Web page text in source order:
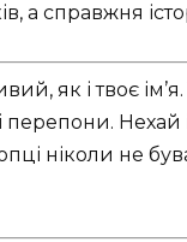
а справжня
як і твоє
перепони. Нехай
ніколи не